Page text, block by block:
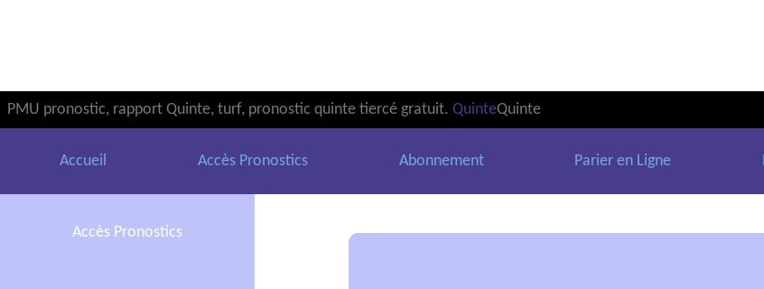
PMU pronostic, rapport Quinte, turf, pronostic quinte tiercé gratuit. QuinteQuinte
Accueil Accès Pronostics Abonnement Parier en Ligne
Accès Pronostics